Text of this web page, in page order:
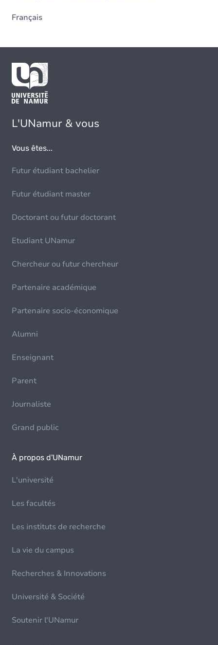
Français
L'UNamur & vous
Vous êtes...
Futur étudiant bachelier
Futur étudiant master
Doctorant ou futur doctorant
Etudiant UNamur
Chercheur ou futur chercheur
Partenaire académique
Partenaire socio-économique
Alumni
Enseignant
Parent
Journaliste
Grand public
À propos d'UNamur
L'université
Les facultés
Les instituts de recherche
La vie du campus
Recherches & Innovations
Université & Société
Soutenir l'UNamur